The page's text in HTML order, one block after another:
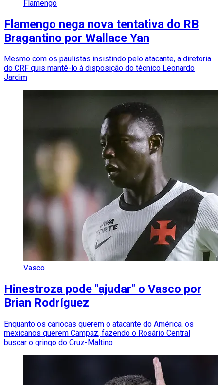
Flamengo
Flamengo nega nova tentativa do RB
Bragantino por Wallace Yan
Mesmo com os paulistas insistindo pelo atacante, a diretoria
do CRF quis mantê-lo à disposição do técnico Leonardo
Jardim
Vasco
Hinestroza pode "ajudar" o Vasco por
Brian Rodríguez
Enquanto os cariocas querem o atacante do América, os
mexicanos querem Campaz, fazendo o Rosário Central
buscar o gringo do Cruz-Maltino